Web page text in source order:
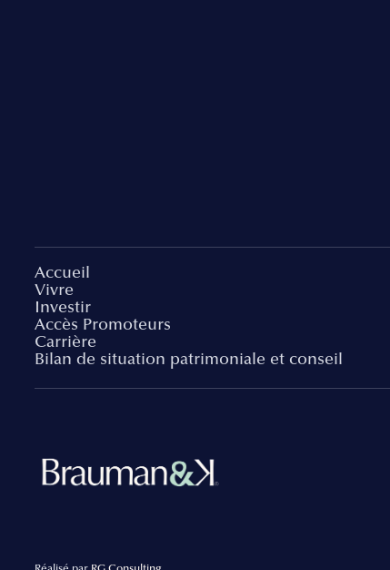
Accueil
Vivre
Investir
Accès Promoteurs
Carrière
Bilan de situation patrimoniale et conseil